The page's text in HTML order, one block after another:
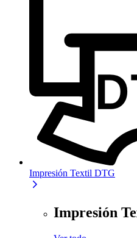
Impresión Textil DTG
Impresión